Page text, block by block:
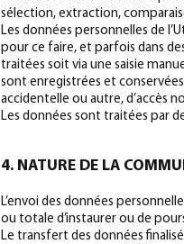
sélection, extraction,
Les données personnelles de
pour ce faire, et parfois dans
traitées soit via une saisie
sont enregistrées et
accidentelle ou autre, d’accès
Les données sont traitées par
4. NATURE DE LA
L’envoi des données
ou totale d’instaurer ou de
Le transfert des données